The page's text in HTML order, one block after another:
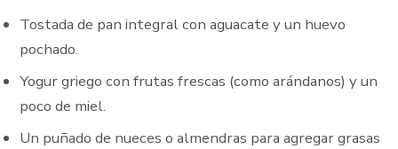
Tostada de pan integral con aguacate y un huevo
pochado.
Yogur griego con frutas frescas (como arándanos) y un
poco de miel.
Un puñado de nueces o almendras para agregar grasas